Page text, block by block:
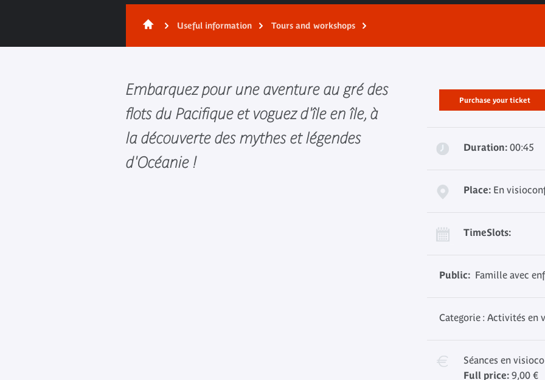
Useful information Tours and workshops
Embarquez pour une aventure au gré des
flots du Pacifique et voguez d'île en île, à
la découverte des mythes et légendes
d'Océanie !
Purchase your ticket
Duration: 00:45
Place: En
TimeSlots:
Public: Famille avec
Categorie : Activités en
Séances en
Full price: 9,00 €